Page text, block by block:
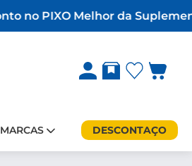
no PIXO Melhor da
MARCAS DESCONTAÇO